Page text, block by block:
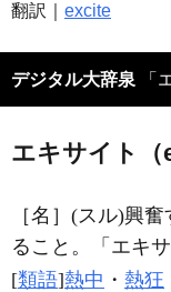
翻訳｜ excite
デジタル大辞泉 「
エキサイト（
［名］ (スル)興奮
ること。「 エキ
[類語]熱中 ・ 熱狂